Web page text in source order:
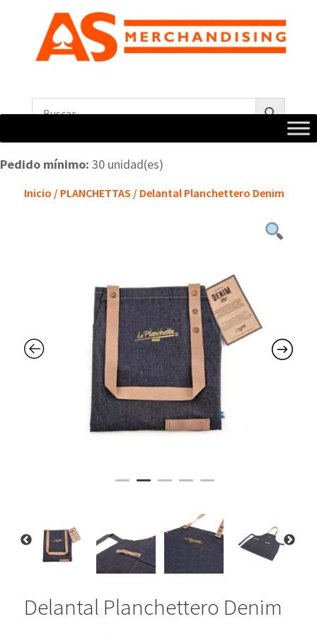
Pedido mínimo: 30 unidad(es)
Inicio / PLANCHETTAS / Delantal Planchettero Denim
Delantal Planchettero Denim